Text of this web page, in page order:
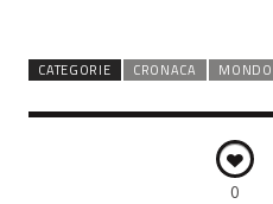
CATEGORIE CRONACA MONDO
0